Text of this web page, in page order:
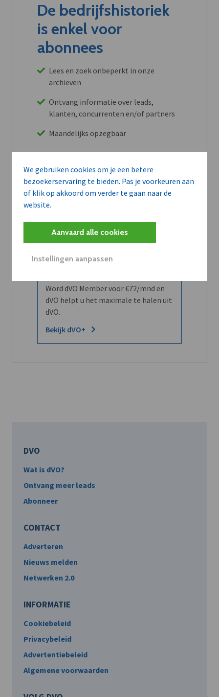
We gebruiken cookies om je een betere
bezoekerservaring te bieden. Pas je voorkeuren aan
of klik op akkoord om verder te gaan naar de
website.
Aanvaard alle cookies
Instellingen aanpassen
De bedrijfshistoriek
is enkel voor
abonnees
Lees en zoek onbeperkt in onze
archieven
Ontvang informatie over leads,
klanten, concurrenten en/of partners
Maandelijks opzegbaar
Ontdek alle voordelen
Wilt u niet enkel de dVO community
leren kennen maar dat men u ook
Word dVO Member voor €72/mnd en
dVO helpt u het maximale te halen uit
dVO.
Bekijk dVO+
DVO
Wat is dVO?
Ontvang meer leads
Abonneer
CONTACT
Adverteren
Nieuws melden
Netwerken 2.0
INFORMATIE
Cookiebeleid
Privacybeleid
Advertentiebeleid
Algemene voorwaarden